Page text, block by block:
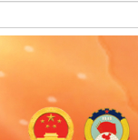
碳新兴产业
有一件》读书分享会
施将推出